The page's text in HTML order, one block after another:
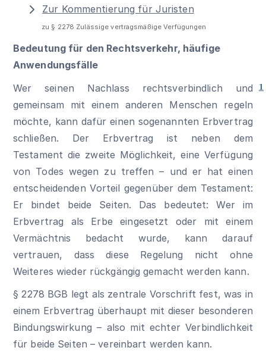
Zur Kommentierung für Juristen
zu § 2278 Zulässige vertragsmäßige Verfügungen
Bedeutung für den Rechtsverkehr, häufige
Anwendungsfälle
1
Wer seinen Nachlass rechtsverbindlich und
gemeinsam mit einem anderen Menschen regeln
möchte, kann dafür einen sogenannten Erbvertrag
schließen. Der Erbvertrag ist neben dem
Testament die zweite Möglichkeit, eine Verfügung
von Todes wegen zu treffen – und er hat einen
entscheidenden Vorteil gegenüber dem Testament:
Er bindet beide Seiten. Das bedeutet: Wer im
Erbvertrag als Erbe eingesetzt oder mit einem
Vermächtnis bedacht wurde, kann darauf
vertrauen, dass diese Regelung nicht ohne
Weiteres wieder rückgängig gemacht werden kann.
§ 2278 BGB legt als zentrale Vorschrift fest, was in
einem Erbvertrag überhaupt mit dieser besonderen
Bindungswirkung – also mit echter Verbindlichkeit
für beide Seiten – vereinbart werden kann.